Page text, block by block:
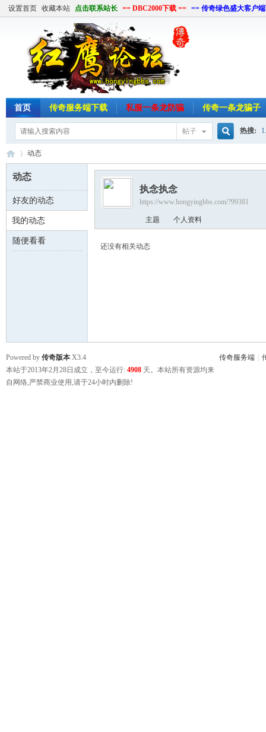
设置首页 收藏本站 点击联系站长 == DBC2000下载 == == 传奇绿色盛大客户
首页 传奇服务端下载 私服一条龙防骗 传奇一条龙骗子
帖子
索
热搜:
红 ›
动态
动态
好友的动态
我的动态
随便看看
执念执念
https://www.hongyingbbs.com/?99381
主题 个人资料
还没有相关动态
传奇服务端
Powered by 传奇版本 X3.4
本站于2013年2月28日成立，至今运行: 4908 天。本站所有资源均来
自网络,严禁商业使用,请于24小时内删除!